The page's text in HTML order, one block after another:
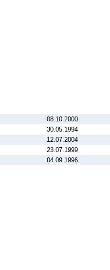
08.10.2000
30.05.1994
12.07.2004
23.07.1999
04.09.1996